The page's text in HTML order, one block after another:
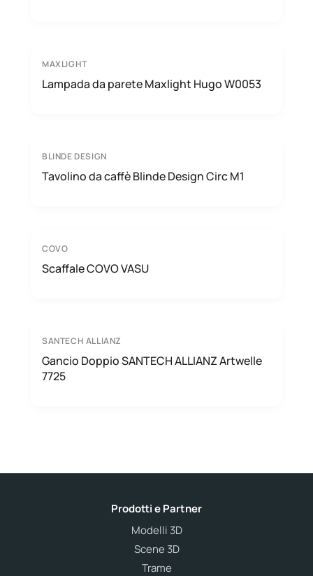
MAXLIGHT
Lampada da parete Maxlight Hugo W0053
BLINDE DESIGN
Tavolino da caffè Blinde Design Circ M1
COVO
Scaffale COVO VASU
SANTECH ALLIANZ
Gancio Doppio SANTECH ALLIANZ Artwelle
7725
Prodotti e Partner
Modelli 3D
Scene 3D
Trame